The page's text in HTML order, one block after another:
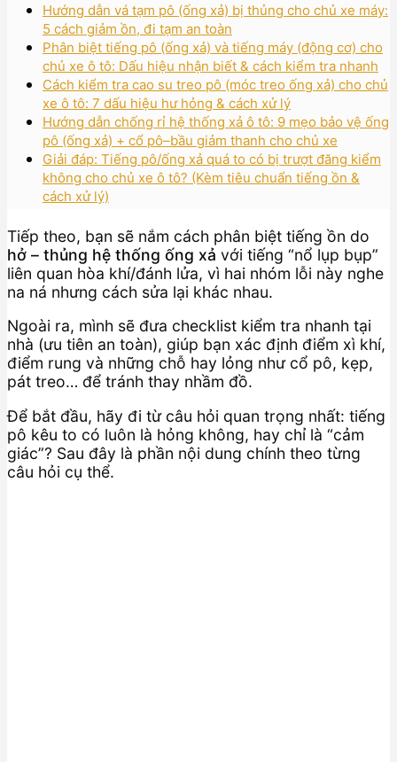
Hướng dẫn vá tạm pô (ống xả) bị thủng cho chủ xe máy:
5 cách giảm ồn, đi tạm an toàn
Phân biệt tiếng pô (ống xả) và tiếng máy (động cơ) cho
chủ xe ô tô: Dấu hiệu nhận biết & cách kiểm tra nhanh
Cách kiểm tra cao su treo pô (móc treo ống xả) cho chủ
xe ô tô: 7 dấu hiệu hư hỏng & cách xử lý
Hướng dẫn chống rỉ hệ thống xả ô tô: 9 mẹo bảo vệ ống
pô (ống xả) + cổ pô–bầu giảm thanh cho chủ xe
Giải đáp: Tiếng pô/ống xả quá to có bị trượt đăng kiểm
không cho chủ xe ô tô? (Kèm tiêu chuẩn tiếng ồn &
cách xử lý)
Tiếp theo, bạn sẽ nắm cách phân biệt tiếng ồn do
hở – thủng hệ thống ống xả với tiếng “nổ lụp bụp”
liên quan hòa khí/đánh lửa, vì hai nhóm lỗi này nghe
na ná nhưng cách sửa lại khác nhau.
Ngoài ra, mình sẽ đưa checklist kiểm tra nhanh tại
nhà (ưu tiên an toàn), giúp bạn xác định điểm xì khí,
điểm rung và những chỗ hay lỏng như cổ pô, kẹp,
pát treo… để tránh thay nhầm đồ.
Để bắt đầu, hãy đi từ câu hỏi quan trọng nhất: tiếng
pô kêu to có luôn là hỏng không, hay chỉ là “cảm
giác”? Sau đây là phần nội dung chính theo từng
câu hỏi cụ thể.